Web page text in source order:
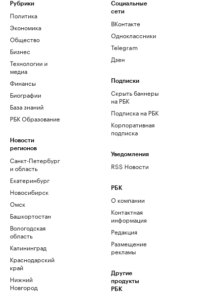
Рубрики
Политика
Экономика
Общество
Бизнес
Технологии и
медиа
Финансы
Биографии
База знаний
РБК Образование
Новости
регионов
Санкт-Петербург
и область
Екатеринбург
Новосибирск
Омск
Башкортостан
Вологодская
область
Калининград
Краснодарский
край
Нижний
Новгород
Социальные
сети
ВКонтакте
Одноклассники
Telegram
Дзен
Подписки
Скрыть баннеры
на РБК
Подписка на РБК
Корпоративная
подписка
Уведомления
RSS Новости
РБК
О компании
Контактная
информация
Редакция
Размещение
рекламы
Другие
продукты
РБК